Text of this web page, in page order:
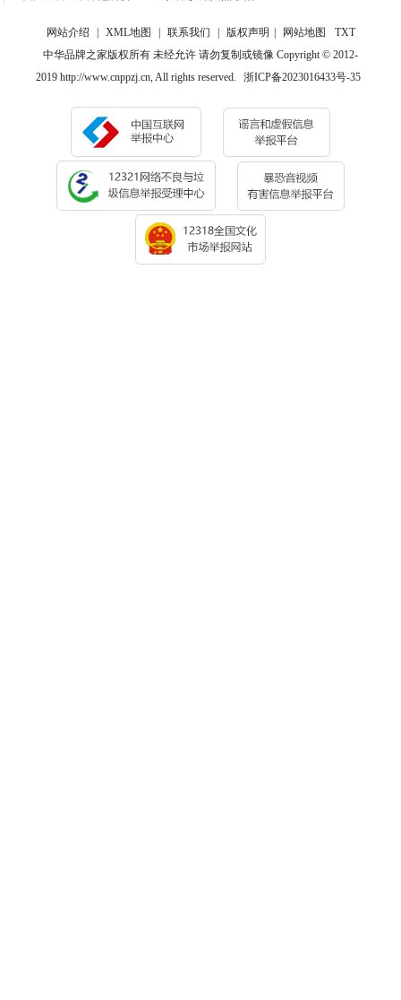
网站介绍 | XML地图 | 联系我们 | 版权声明 | 网站地图
TXT
中华品牌之家版权所有 未经允许 请勿复制或镜像 Copyright © 2012-
2019 http://www.cnppzj.cn, All rights reserved.
浙ICP备2023016433号-35